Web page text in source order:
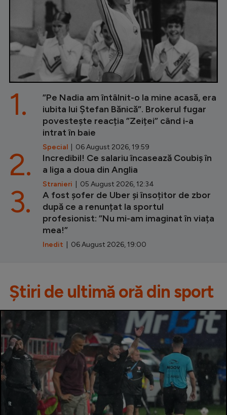
”Pe Nadia am întâlnit-o la mine acasă, era
iubita lui Ștefan Bănică”. Brokerul fugar
povestește reacția ”Zeiței” când i-a
intrat în baie
Special | 06 August 2026, 19:59
1.
Incredibil! Ce salariu încasează Coubiș în
a liga a doua din Anglia
Stranieri | 05 August 2026, 12:34
2.
A fost șofer de Uber și însoțitor de zbor
după ce a renunțat la sportul
profesionist: ”Nu mi-am imaginat în viața
mea!”
Inedit | 06 August 2026, 19:00
3.
Știri de ultimă oră din sport